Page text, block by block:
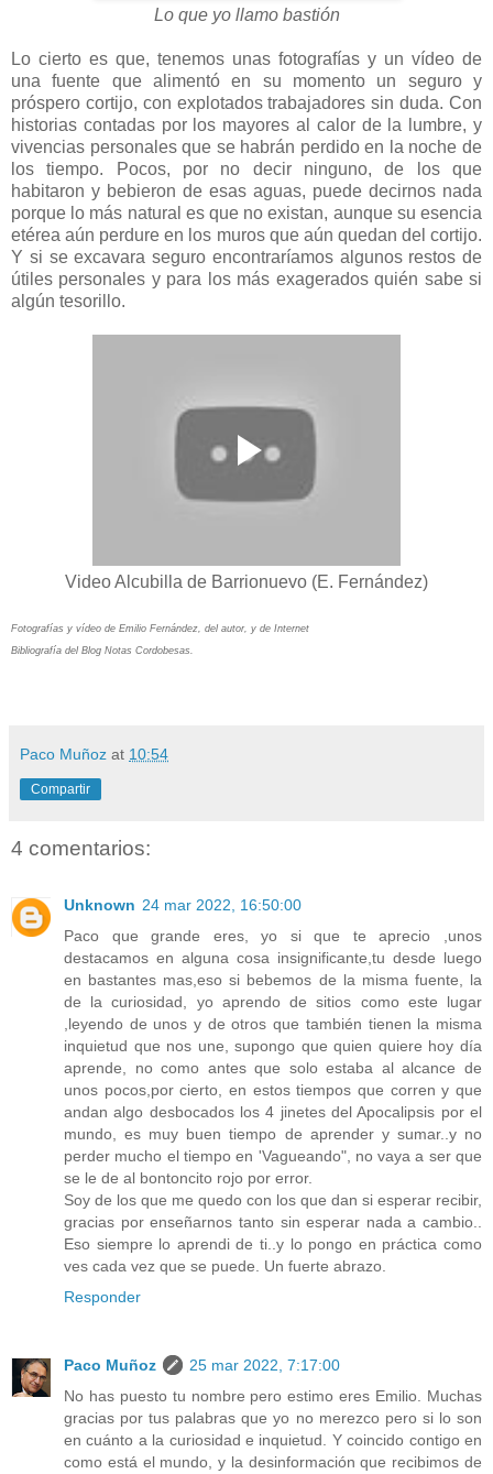
Lo que yo llamo bastión
Lo cierto es que, tenemos unas fotografías y un vídeo de
una fuente que alimentó en su momento un seguro y
próspero cortijo, con explotados trabajadores sin duda. Con
historias contadas por los mayores al calor de la lumbre, y
vivencias personales que se habrán perdido en la noche de
los tiempo. Pocos, por no decir ninguno, de los que
habitaron y bebieron de esas aguas, puede decirnos nada
porque lo más natural es que no existan, aunque su esencia
etérea aún perdure en los muros que aún quedan del cortijo.
Y si se excavara seguro encontraríamos algunos restos de
útiles personales y para los más exagerados quién sabe si
algún tesorillo.
Video Alcubilla de Barrionuevo (E. Fernández)
Fotografías y vídeo de Emilio Fernández, del autor, y de Internet
Bibliografía del Blog Notas Cordobesas.
Paco Muñoz at 10:54
Compartir
4 comentarios:
Unknown 24 mar 2022, 16:50:00
Paco que grande eres, yo si que te aprecio ,unos
destacamos en alguna cosa insignificante,tu desde luego
en bastantes mas,eso si bebemos de la misma fuente, la
de la curiosidad, yo aprendo de sitios como este lugar
,leyendo de unos y de otros que también tienen la misma
inquietud que nos une, supongo que quien quiere hoy día
aprende, no como antes que solo estaba al alcance de
unos pocos,por cierto, en estos tiempos que corren y que
andan algo desbocados los 4 jinetes del Apocalipsis por el
mundo, es muy buen tiempo de aprender y sumar..y no
perder mucho el tiempo en 'Vagueando", no vaya a ser que
se le de al bontoncito rojo por error.
Soy de los que me quedo con los que dan si esperar recibir,
gracias por enseñarnos tanto sin esperar nada a cambio..
Eso siempre lo aprendi de ti..y lo pongo en práctica como
ves cada vez que se puede. Un fuerte abrazo.
Responder
Paco Muñoz
25 mar 2022, 7:17:00
No has puesto tu nombre pero estimo eres Emilio. Muchas
gracias por tus palabras que yo no merezco pero si lo son
en cuánto a la curiosidad e inquietud. Y coincido contigo en
como está el mundo, y la desinformación que recibimos de